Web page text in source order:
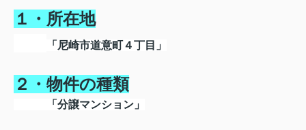
１・所在地
「尼崎市道意町４丁目」
２・物件の種類
「分譲マンション」